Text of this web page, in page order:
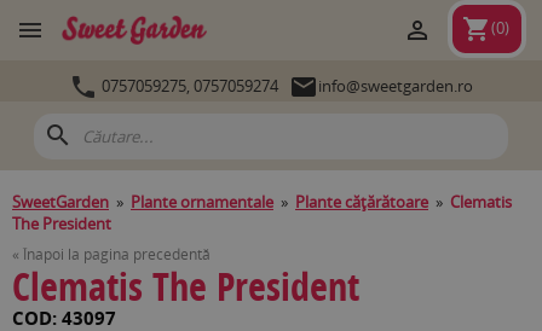
 shopping_cart(0)

 0757059275, 0757059274 info@sweetgarden.ro
search
SweetGarden » Plante ornamentale » Plante căţărătoare » Clematis
The President
« Înapoi la pagina precedentă
Clematis The President
COD: 43097